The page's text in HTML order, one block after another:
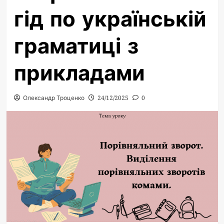
гід по українській
граматиці з
прикладами
Олександр Троценко 24/12/2025 0